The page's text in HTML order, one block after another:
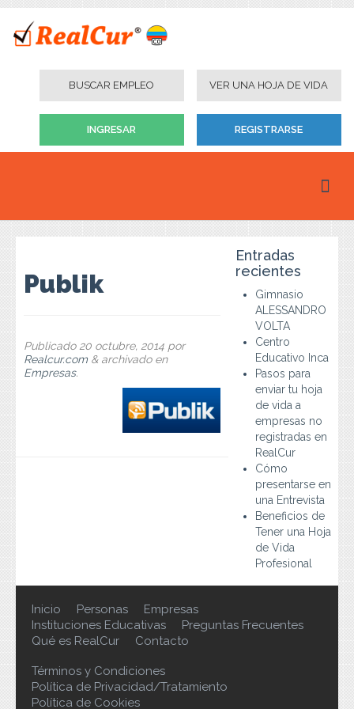
BUSCAR EMPLEO VER UNA HOJA DE VIDA
INGRESAR REGISTRARSE
Empresas
Preguntas Frecuentes
Publik
Publicado20 octubre, 2014 por
Realcur.com &archivado en
Empresas.
Entradas
recientes
Gimnasio
ALESSANDRO
VOLTA
Centro
Educativo Inca
Pasos para
enviar tu hoja
de vida a
empresas no
registradas en
RealCur
Cómo
presentarse en
una Entrevista
Beneficios de
Tener una Hoja
de Vida
Profesional
Inicio Personas
Empresas
Instituciones Educativas
Preguntas Frecuentes
Qué es RealCur
Contacto
Términos y Condiciones
Política de Privacidad/Tratamiento
Política de Cookies